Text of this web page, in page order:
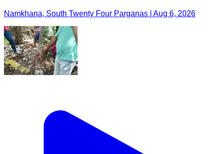
Namkhana, South Twenty Four Parganas | Aug 6, 2026